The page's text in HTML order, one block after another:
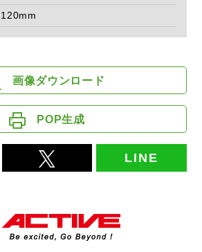
120mm
画像ダウンロード
POP生成
LINE